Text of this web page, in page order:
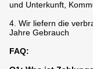
und Unterkunft,
4. Wir liefern die
Jahre Gebrauch
FAQ: